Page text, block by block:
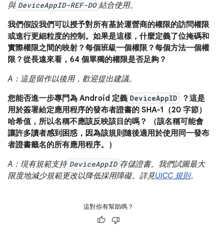
與 DeviceAppID-REF-DO 結合使用。
我們假設我們可以授予對所有基於運營商的權限的訪問權限
或進行更細粒度的控制。如果是這樣，什麼定義了位掩碼和
實際權限之間的映射？每個班級一個權限？每個方法一個權
限？從長遠來看，64 個單獨的權限是否足夠？
A：這是留作以後用，歡迎提出建議。
您能否進一步專門為 Android 定義 DeviceAppID
？這是
用於簽署給定應用程序的發布者證書的 SHA-1（20 字節）
哈希值，所以名稱不應該反映該目的嗎？ （該名稱可能會
讓許多讀者感到困惑，因為該規則隨後適用於使用同一發布
者證書籤名的所有應用程序。）
A：現有規範支持 DeviceAppID 存儲證書。我們試圖最大
限度地減少規範更改以降低採用障礙。詳見UICC 規則。
這對你有幫助嗎？